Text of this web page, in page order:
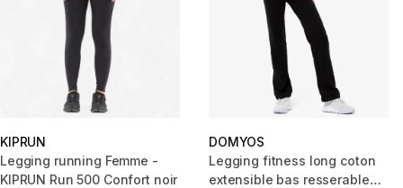
KIPRUN
Legging running Femme -
KIPRUN Run 500 Confort noir
DOMYOS
Legging fitness long coton
extensible bas resserable